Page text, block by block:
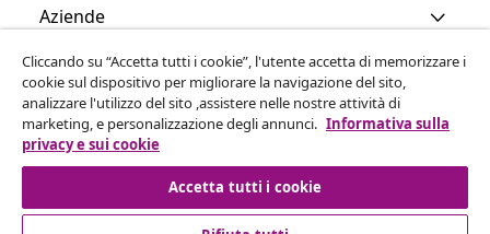
Aziende
vidaXL
Scopri di più
Cliccando su “Accetta tutti i cookie”, l'utente accetta di memorizzare i
cookie sul dispositivo per migliorare la navigazione del sito,
analizzare l'utilizzo del sito ,assistere nelle nostre attività di
marketing, e personalizzazione degli annunci. Informativa sulla
privacy e sui cookie
Accetta tutti i cookie